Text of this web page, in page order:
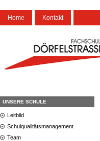
Home Kontakt
UNSERE SCHULE
Leitbild
Schulqualitätsmanagement
Team